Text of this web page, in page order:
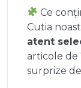
Ce
Cutia
atent
articole de
surprize